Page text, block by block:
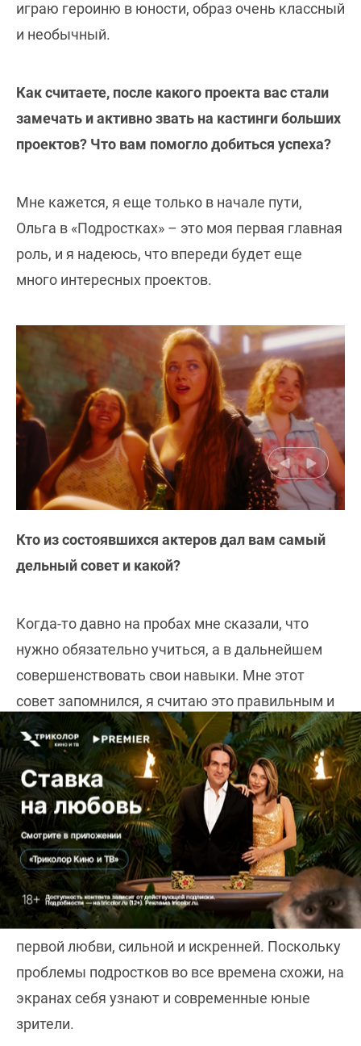
играю героиню в юности, образ очень классный
и необычный.
Как считаете, после какого проекта вас стали
замечать и активно звать на кастинги больших
проектов? Что вам помогло добиться успеха?
Мне кажется, я еще только в начале пути,
Ольга в «Подростках» – это моя первая главная
роль, и я надеюсь, что впереди будет еще
много интересных проектов.
Кто из состоявшихся актеров дал вам самый
дельный совет и какой?
Когда-то давно на пробах мне сказали, что
нужно обязательно учиться, а в дальнейшем
совершенствовать свои навыки. Мне этот
совет запомнился, я считаю это правильным и
действительно важным.
Зачем стоит посмотреть «Подростки. Первая
любовь», как считаете? Что этот фильм даст
зрителю?
Фильм даст возможность окунуться в
атмосферу 90-х, вспомнить юность, чувства
первой любви, сильной и искренней. Поскольку
проблемы подростков во все времена схожи, на
экранах себя узнают и современные юные
зрители.